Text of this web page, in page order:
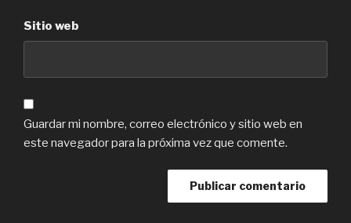
Sitio web
Guardar mi nombre, correo electrónico y sitio web en
este navegador para la próxima vez que comente.